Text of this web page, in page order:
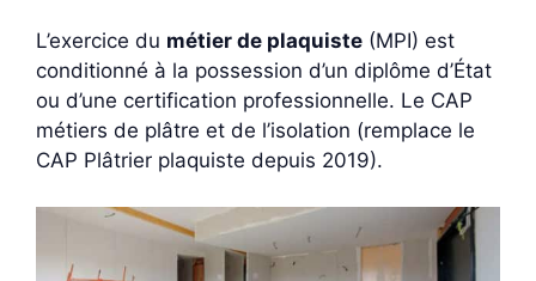
L’exercice du métier de plaquiste (MPI) est
conditionné à la possession d’un diplôme d’État
ou d’une certification professionnelle. Le CAP
métiers de plâtre et de l’isolation (remplace le
CAP Plâtrier plaquiste depuis 2019).